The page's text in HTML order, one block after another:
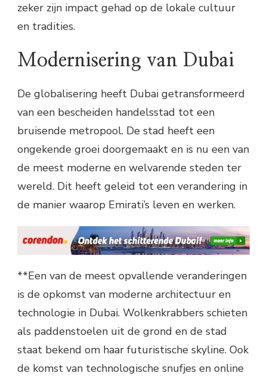
zeker zijn impact gehad op de lokale cultuur
en tradities.
Modernisering van Dubai
De globalisering heeft Dubai getransformeerd
van een bescheiden handelsstad tot een
bruisende metropool. De stad heeft een
ongekende groei doorgemaakt en is nu een van
de meest moderne en welvarende steden ter
wereld. Dit heeft geleid tot een verandering in
de manier waarop Emirati’s leven en werken.
**Een van de meest opvallende veranderingen
is de opkomst van moderne architectuur en
technologie in Dubai. Wolkenkrabbers schieten
als paddenstoelen uit de grond en de stad
staat bekend om haar futuristische skyline. Ook
de komst van technologische snufjes en online